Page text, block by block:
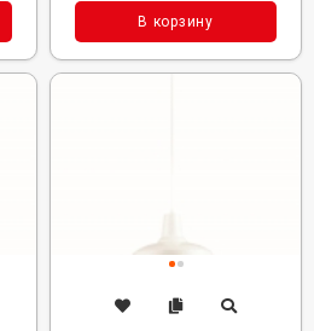
В корзину